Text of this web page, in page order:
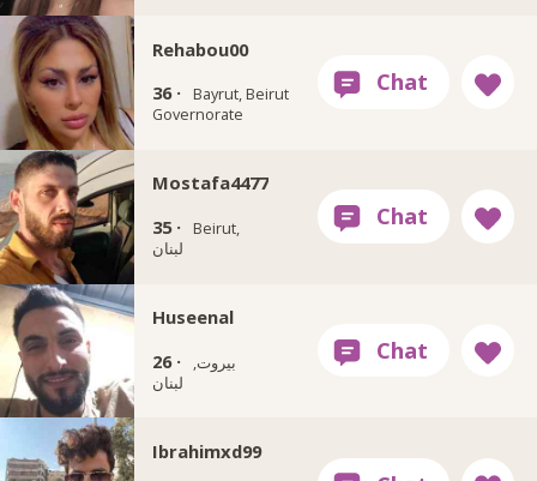
Rehabou00
36 ·
Bayrut, Beirut
Governorate
Mostafa4477
35 ·
Beirut,
لبنان
Huseenal
26 ·
بيروت,
لبنان
Ibrahimxd99